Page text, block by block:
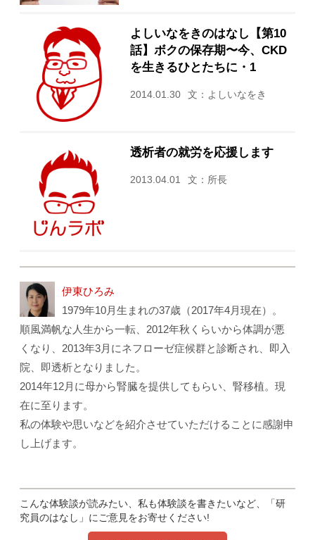
よしいなをきのはなし【第10
話】ボクの保存期〜今、CKD
を生きるひとたちに・1
2014.01.30 文：よしいなをき
透析者の就労を応援します
2013.04.01 文：所長
伊東ひろみ
1979年10月生まれの37歳（2017年4月現在）。
順風満帆な人生から一転、2012年秋くらいから体調が悪
くなり、2013年3月にネフローゼ症候群と診断され、即入
院、即透析となりました。
2014年12月に母から腎臓を提供してもらい、腎移植。現
在に至ります。
私の体験や思いなどを紹介させていただけることに感謝申
し上げます。
こんな体験談が読みたい、私も体験談を書きたいなど、「研
究員のはなし」にご意見をお寄せください!